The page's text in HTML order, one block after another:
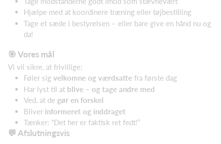
Hjælpe med at koordinere træning eller tøjbestilling
Tage et sæde i bestyrelsen – eller bare give en hånd nu og
da!
🎯 Vores mål
Vi vil sikre, at frivillige:
Føler sig velkomne og værdsatte fra første dag
Har lyst til at blive – og tage andre med
Ved, at de gør en forskel
Bliver informeret og inddraget
Tænker: “Det her er faktisk ret fedt!”
💬 Afslutningsvis